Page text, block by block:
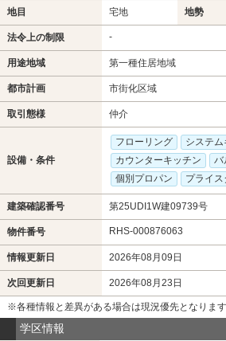
地目 宅地 地勢
法令上の制限 -
用途地域 第一種住居地域
都市計画 市街化区域
取引態様 仲介
設備・条件
フローリング
システム
カウンターキッチン
バ
個別プロパン
プライス
建築確認番号 第25UDI1W建09739号
物件番号 RHS-000876063
情報更新日 2026年08月09日
次回更新日 2026年08月23日
※各種情報と差異がある場合は現況優先となります
学区情報